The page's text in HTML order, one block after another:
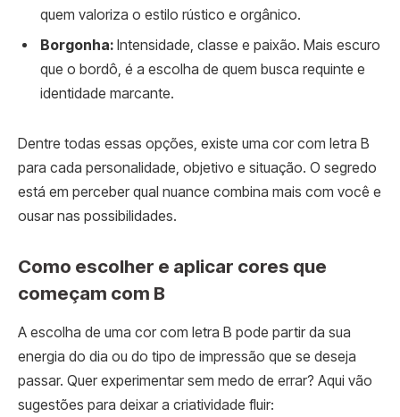
quem valoriza o estilo rústico e orgânico.
Borgonha: Intensidade, classe e paixão. Mais escuro
que o bordô, é a escolha de quem busca requinte e
identidade marcante.
Dentre todas essas opções, existe uma cor com letra B
para cada personalidade, objetivo e situação. O segredo
está em perceber qual nuance combina mais com você e
ousar nas possibilidades.
Como escolher e aplicar cores que
começam com B
A escolha de uma cor com letra B pode partir da sua
energia do dia ou do tipo de impressão que se deseja
passar. Quer experimentar sem medo de errar? Aqui vão
sugestões para deixar a criatividade fluir: